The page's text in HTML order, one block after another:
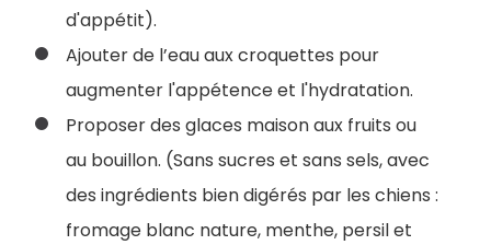
d'appétit).
Ajouter de l’eau aux croquettes pour
augmenter l'appétence et l'hydratation.
Proposer des glaces maison aux fruits ou
au bouillon. (Sans sucres et sans sels, avec
des ingrédients bien digérés par les chiens :
fromage blanc nature, menthe, persil et